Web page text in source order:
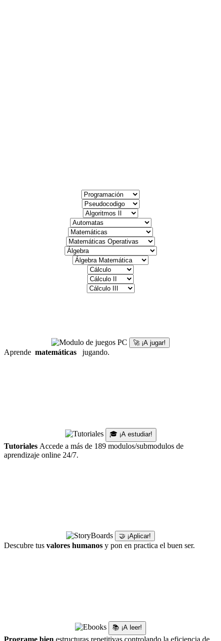
🚀 ¡A jugar!
Aprende matemáticas jugando.
🎓 ¡A estudiar!
Tutoriales Accede a más de 189 modulos/submodulos de
aprendizaje online 24/7.
🤝 ¡Aplicar!
Descubre tus valores humanos y pon en practica el buen ser.
📚 ¡A leer!